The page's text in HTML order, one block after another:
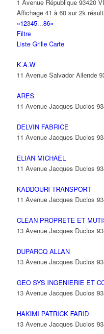
1 Avenue République 93420
Affichage 41 à 60 sur 2k
«12345...86»
Filtre
Liste Grille Carte
K.A.W
11 Avenue Salvador Allende
ARES
11 Avenue Jacques Duclos
DELVIN FABRICE
11 Avenue Jacques Duclos
ELIAN MICHAEL
11 Avenue Jacques Duclos
KADDOURI TRANSPORT
11 Avenue Jacques Duclos
CLEAN PROPRETE ET
13 Avenue Jacques Duclos
DUPARCQ ALLAN
13 Avenue Jacques Duclos
GEO SYS INGENIERIE ET
13 Avenue Jacques Duclos
HAKIMI PATRICK FARID
13 Avenue Jacques Duclos